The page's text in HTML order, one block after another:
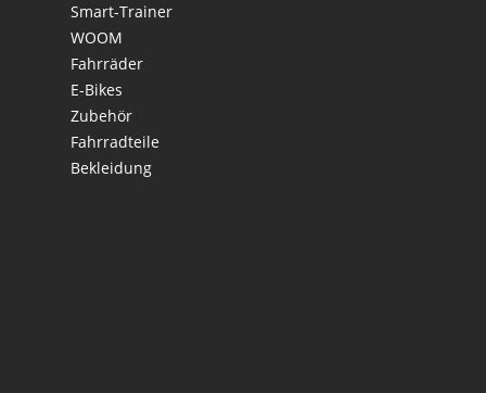
Smart-Trainer
WOOM
Fahrräder
E-Bikes
Zubehör
Fahrradteile
Bekleidung